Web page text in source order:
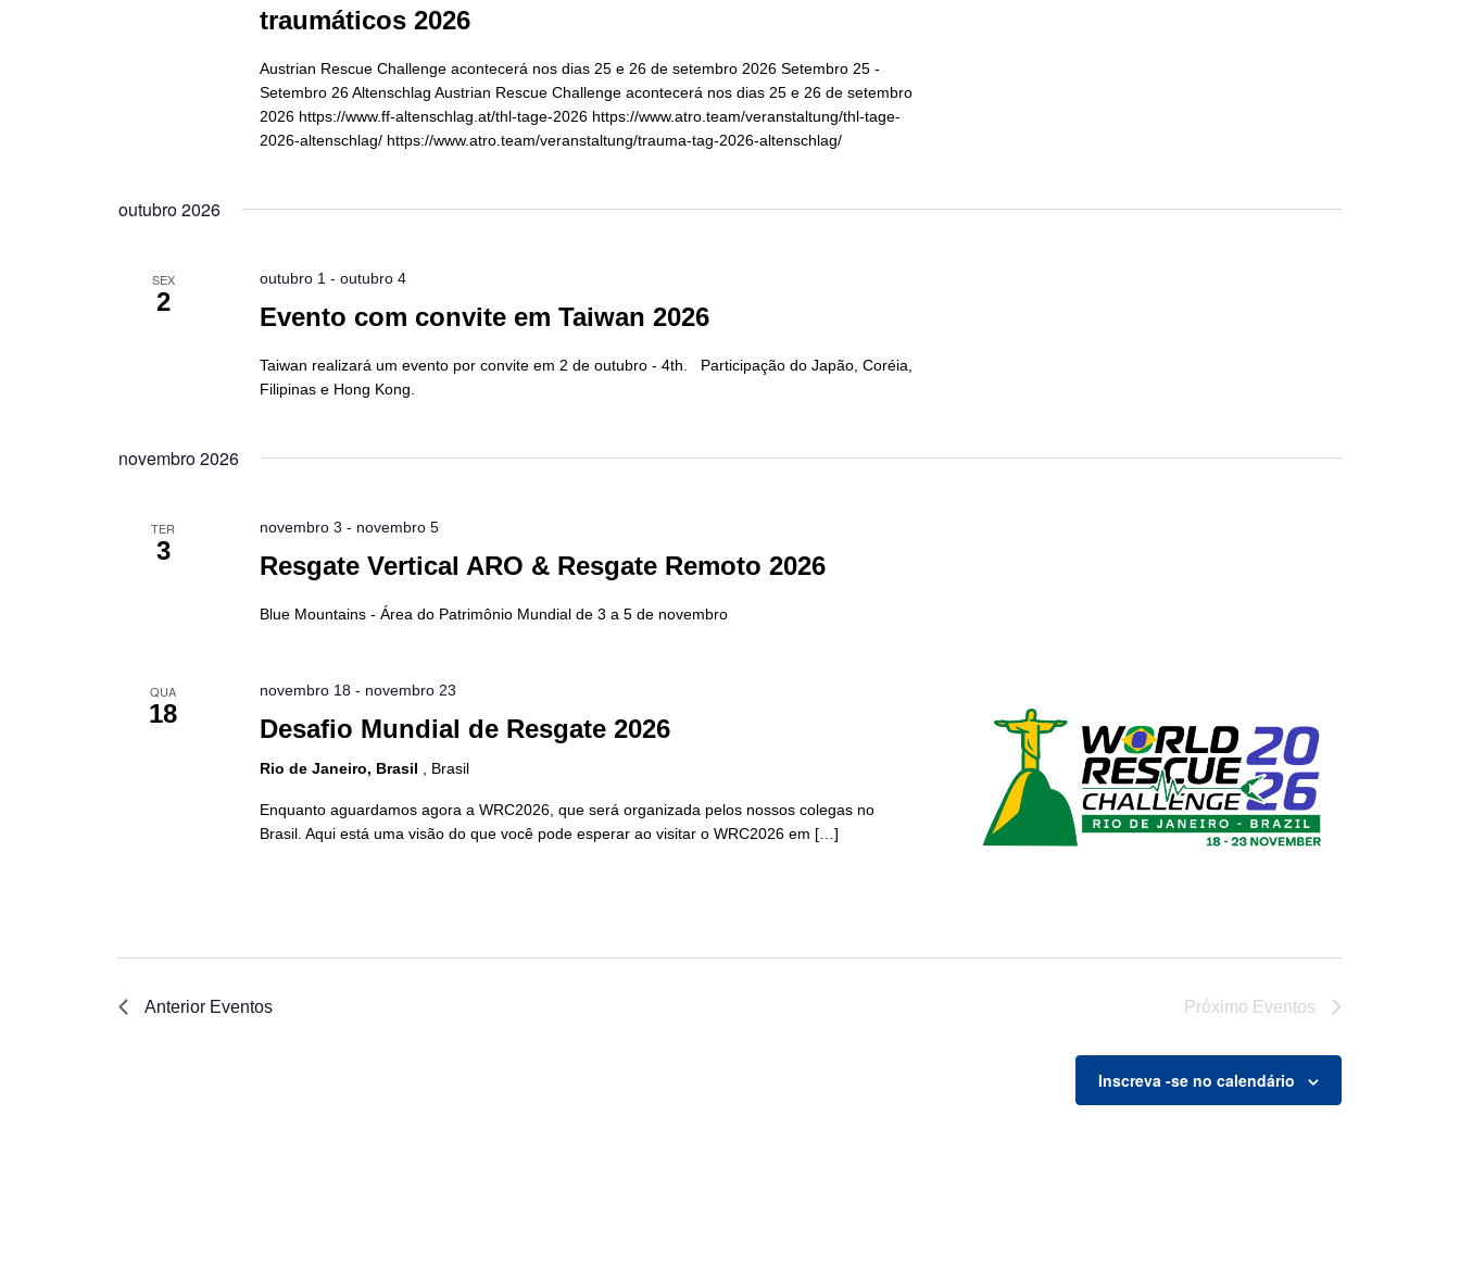
traumáticos 2026
Austrian Rescue Challenge acontecerá nos dias 25 e 26 de setembro 2026 Setembro 25 -
Setembro 26 Altenschlag Austrian Rescue Challenge acontecerá nos dias 25 e 26 de setembro
2026 https://www.ff-altenschlag.at/thl-tage-2026 https://www.atro.team/veranstaltung/thl-tage-
2026-altenschlag/ https://www.atro.team/veranstaltung/trauma-tag-2026-altenschlag/
outubro 2026
SEX
2
outubro 1 -outubro 4
Evento com convite em Taiwan 2026
Taiwan realizará um evento por convite em 2 de outubro - 4th. Participação do Japão, Coréia,
Filipinas e Hong Kong.
novembro 2026
TER
3
novembro 3 - novembro 5
Resgate Vertical ARO & Resgate Remoto 2026
Blue Mountains - Área do Patrimônio Mundial de 3 a 5 de novembro
QUA
18
novembro 18 - novembro 23
Desafio Mundial de Resgate 2026
Rio de Janeiro, Brasil , Brasil
Enquanto aguardamos agora a WRC2026, que será organizada pelos nossos colegas no
Brasil. Aqui está uma visão do que você pode esperar ao visitar o WRC2026 em […]
Anterior Eventos Próximo Eventos
Inscreva -se no calendário